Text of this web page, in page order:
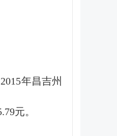
年昌吉州
元。